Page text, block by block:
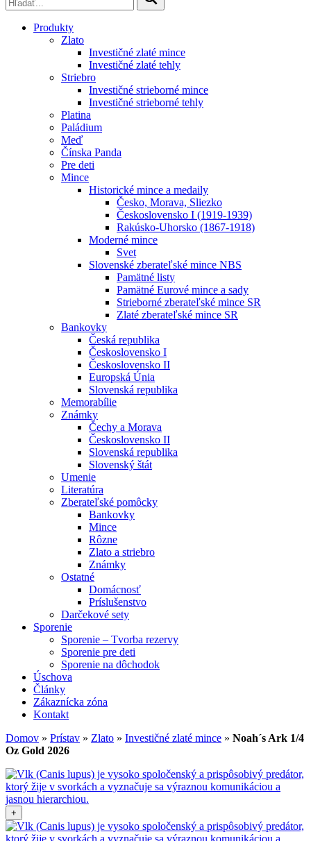
Produkty
Zlato
Investičné zlaté mince
Investičné zlaté tehly
Striebro
Investičné strieborné mince
Investičné strieborné tehly
Platina
Paládium
Meď
Čínska Panda
Pre deti
Mince
Historické mince a medaily
Česko, Morava, Sliezko
Československo I (1919-1939)
Rakúsko-Uhorsko (1867-1918)
Moderné mince
Svet
Slovenské zberateľské mince NBS
Pamätné listy
Pamätné Eurové mince a sady
Strieborné zberateľské mince SR
Zlaté zberateľské mince SR
Bankovky
Česká republika
Československo I
Československo II
Europská Únia
Slovenská republika
Memorabílie
Známky
Čechy a Morava
Československo II
Slovenská republika
Slovenský štát
Umenie
Literatúra
Zberateľské pomôcky
Bankovky
Mince
Rôzne
Zlato a striebro
Známky
Ostatné
Domácnosť
Príslušenstvo
Darčekové sety
Sporenie
Sporenie – Tvorba rezervy
Sporenie pre deti
Sporenie na dôchodok
Úschova
Články
Zákaznícka zóna
Kontakt
Domov » Prístav » Zlato » Investičné zlaté mince » Noah´s Ark 1/4
Oz Gold 2026
+